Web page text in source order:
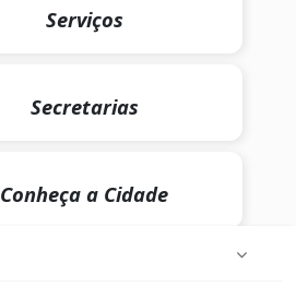
Serviços
Secretarias
Conheça a Cidade